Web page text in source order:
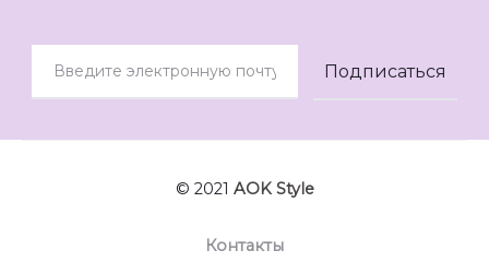
© 2021 AOK Style
Контакты